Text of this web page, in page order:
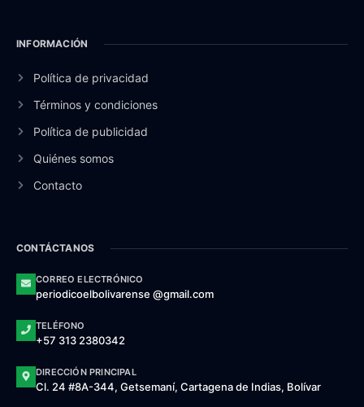
INFORMACIÓN
Política de privacidad
Términos y condiciones
Política de publicidad
Quiénes somos
Contacto
CONTÁCTANOS
CORREO ELECTRÓNICO
periodicoelbolivarense @gmail.com
TELÉFONO
+57 313 2380342
DIRECCIÓN PRINCIPAL
Cl. 24 #8A-344, Getsemaní, Cartagena de Indias, Bolívar